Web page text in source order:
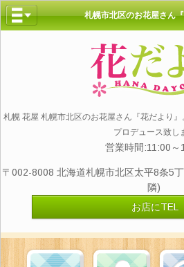
札幌市北区のお花屋さん
札幌 花屋 札幌市北区のお花屋さん『花だより
プロデュース致し
営業時間:11:00～
〒002-8008 北海道札幌市北区太平8条5
隣)
お店にTEL